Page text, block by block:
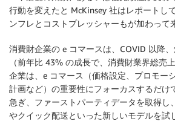
行動を変えたと McKinsey 社はレポートし
ンフレとコストプレッシャーもが加わって
消費財企業の e コマースは、COVID 以降
（前年比 43% の成長で、消費財業界総売
企業は、e コマース（価格設定、プロモー
計画など）の重要性にフォーカスするだけ
急ぎ、ファーストパーティデータを取得し
やクイック配送といった新しいモデルを試